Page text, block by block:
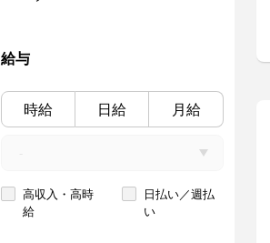
給与
時給 日給 月給
高収入・高時
給
日払い／週払
い